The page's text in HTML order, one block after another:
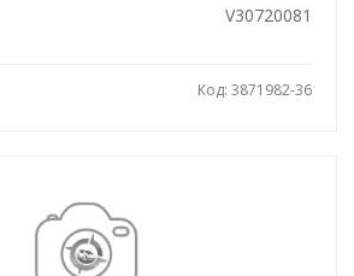
V30720081
Код: 3871982-36